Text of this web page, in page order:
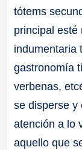
tótems
principal esté
indumentaria
gastronomía
verbenas,
se disperse y
atención a lo
aquello que